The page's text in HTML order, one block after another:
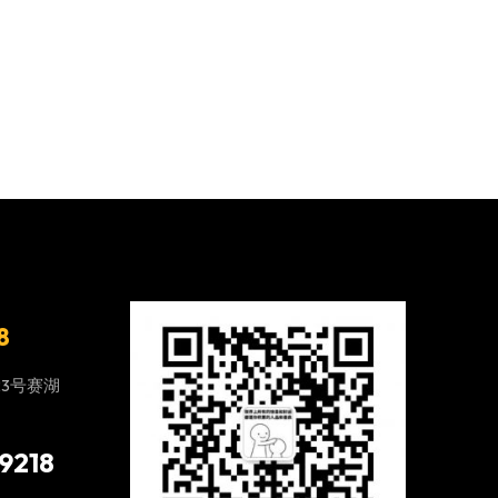
号赛湖